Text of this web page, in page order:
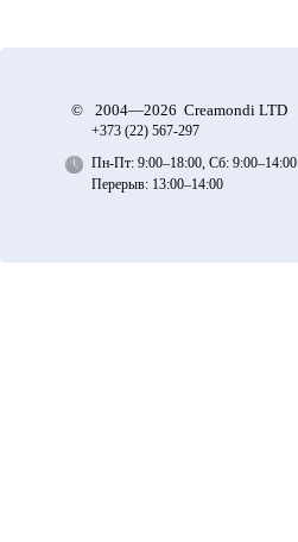
© 2004—2026 Creamondi LTD
+373 (22) 567-297
Пн-Пт: 9:00–18:00, Сб: 9:00–14:00
Перерыв: 13:00–14:00